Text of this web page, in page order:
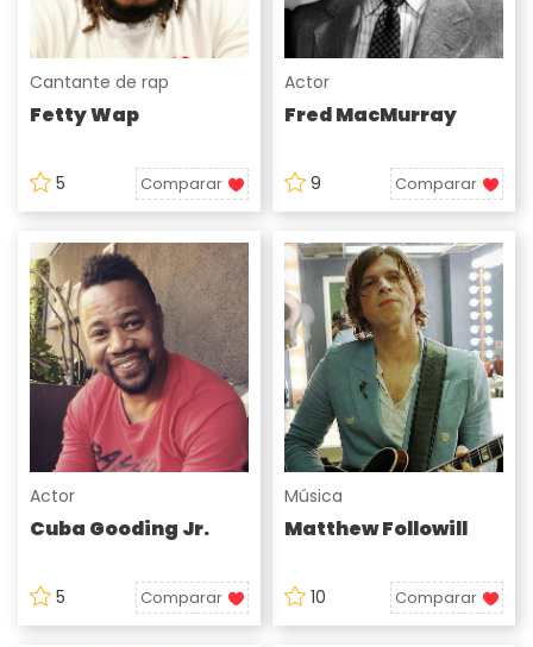
Cantante de rap
Fetty Wap
5 Comparar
Actor
Fred MacMurray
9 Comparar
Actor
Cuba Gooding Jr.
5 Comparar
Música
Matthew Followill
10 Comparar